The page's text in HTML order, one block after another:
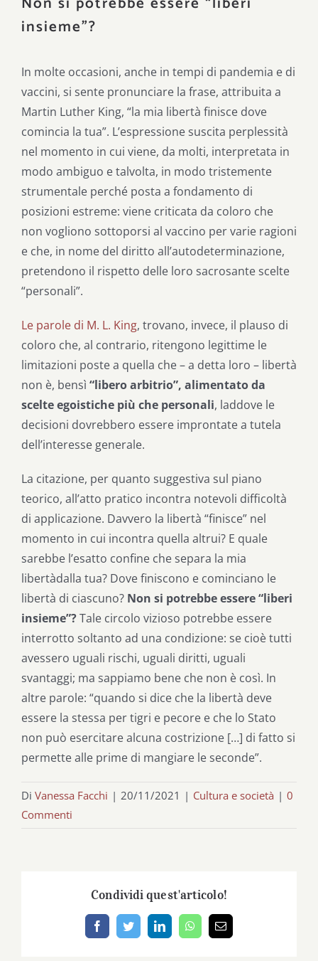
insieme”?
In molte occasioni, anche in tempi di pandemia e di
vaccini, si sente pronunciare la frase, attribuita a
Martin Luther King, “la mia libertà finisce dove
comincia la tua”. L’espressione suscita perplessità
nel momento in cui viene, da molti, interpretata in
modo ambiguo e talvolta, in modo tristemente
strumentale perché posta a fondamento di
posizioni estreme: viene criticata da coloro che
non vogliono sottoporsi al vaccino per varie ragioni
e che, in nome del diritto all’autodeterminazione,
pretendono il rispetto delle loro sacrosante scelte
“personali”.
Le parole di M. L. King, trovano, invece, il plauso di
coloro che, al contrario, ritengono legittime le
limitazioni poste a quella che – a detta loro – libertà
non è, bensì “libero arbitrio”, alimentato da
scelte egoistiche più che personali, laddove le
decisioni dovrebbero essere improntate a tutela
dell’interesse generale.
La citazione, per quanto suggestiva sul piano
teorico, all’atto pratico incontra notevoli difficoltà
di applicazione. Davvero la libertà “finisce” nel
momento in cui incontra quella altrui? E quale
sarebbe l’esatto confine che separa la mia
libertàdalla tua? Dove finiscono e cominciano le
libertà di ciascuno? Non si potrebbe essere “liberi
insieme”?Tale circolo vizioso potrebbe essere
interrotto soltanto ad una condizione: se cioè tutti
avessero uguali rischi, uguali diritti, uguali
svantaggi; ma sappiamo bene che non è così. In
altre parole: “quando si dice che la libertà deve
essere la stessa per tigri e pecore e che lo Stato
non può esercitare alcuna costrizione […] di fatto si
permette alle prime di mangiare le seconde”.
Di Vanessa Facchi | 20/11/2021 | Cultura e società | 0
Commenti
Condividi quest'articolo!
FacebookTwitterLinkedInWhatsApp
Email